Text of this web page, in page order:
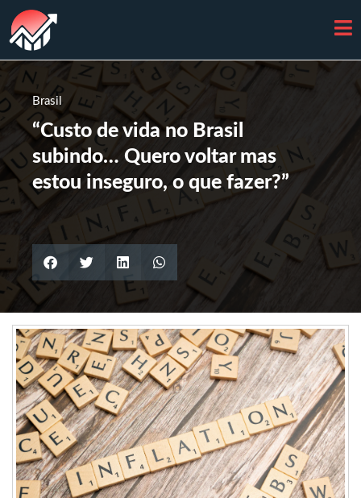
Brasil
“Custo de vida no Brasil
subindo… Quero voltar mas
estou inseguro, o que fazer?”